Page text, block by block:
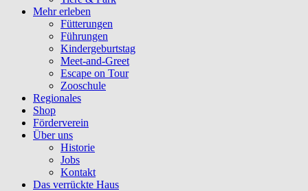
Mehr erleben
Fütterungen
Führungen
Kindergeburtstag
Meet-and-Greet
Escape on Tour
Zooschule
Regionales
Shop
Förderverein
Über uns
Historie
Jobs
Kontakt
Das verrückte Haus